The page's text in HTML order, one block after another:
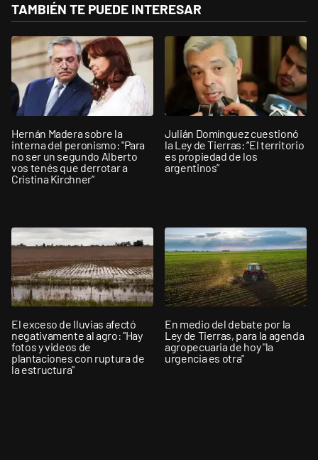
TAMBIÉN TE PUEDE INTERESAR
Hernán Madera sobre la
interna del peronismo: "Para
no ser un segundo Alberto
vos tenés que derrotar a
Cristina Kirchner”
Julián Domínguez cuestionó
la Ley de Tierras: “El territorio
es propiedad de los
argentinos”
El exceso de lluvias afectó
negativamente al agro: "Hay
fotos y videos de
plantaciones con ruptura de
la estructura"
En medio del debate por la
Ley de Tierras, para la agenda
agropecuaria de hoy "la
urgencia es otra"